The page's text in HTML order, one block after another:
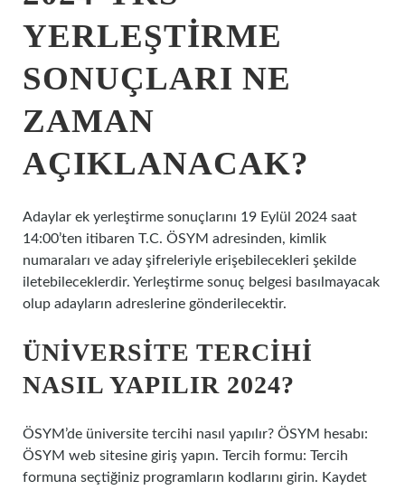
YERLEŞTIRME
SONUÇLARI NE
ZAMAN
AÇIKLANACAK?
Adaylar ek yerleştirme sonuçlarını 19 Eylül 2024 saat
14:00’ten itibaren T.C. ÖSYM adresinden, kimlik
numaraları ve aday şifreleriyle erişebilecekleri şekilde
iletebileceklerdir. Yerleştirme sonuç belgesi basılmayacak
olup adayların adreslerine gönderilecektir.
ÜNIVERSITE TERCIHI
NASIL YAPILIR 2024?
ÖSYM’de üniversite tercihi nasıl yapılır? ÖSYM hesabı:
ÖSYM web sitesine giriş yapın. Tercih formu: Tercih
formuna seçtiğiniz programların kodlarını girin. Kaydet